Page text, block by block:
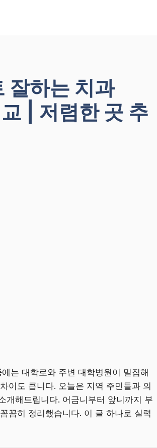
잘하는 치과
| 저렴한 곳 추
에는 대학로와 주변 대학병원이 밀집해
이도 큽니다. 오늘은 지역 주민들과 의
개해드립니다. 어금니부터 앞니까지 부
꼼히 정리했습니다. 이 글 하나로 실력